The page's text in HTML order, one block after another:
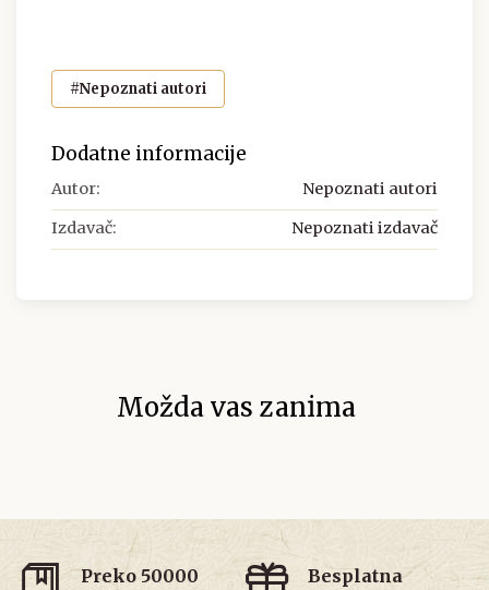
#Nepoznati autori
Dodatne informacije
Autor: Nepoznati autori
Izdavač: Nepoznati izdavač
Možda vas zanima
Preko 50000
Besplatna